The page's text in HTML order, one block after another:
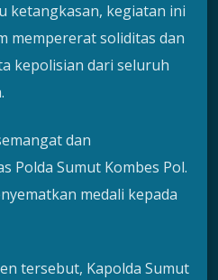
ketangkasan, kegiatan ini
mempererat soliditas dan
kepolisian dari seluruh
dan
Polda Sumut Kombes Pol.
medali kepada
tersebut, Kapolda Sumut